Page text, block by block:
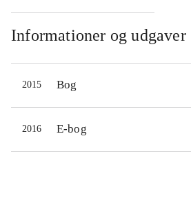
størrelser. Der, hvor der er
til skabelonen, er der en
hvordan den færdige figur
at se ud. Bogen starter med
forord, en udførlig
indholdsfortegnelse samt en
vejledning "Sådan gør du" med
Informationer og udgaver
2015 Bog
2016 E-bog